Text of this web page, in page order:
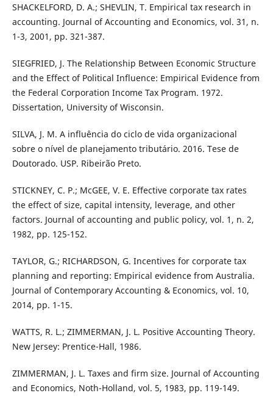
SHACKELFORD, D. A.; SHEVLIN, T. Empirical tax research in
accounting. Journal of Accounting and Economics, vol. 31, n.
1-3, 2001, pp. 321-387.
SIEGFRIED, J. The Relationship Between Economic Structure
and the Effect of Political Influence: Empirical Evidence from
the Federal Corporation Income Tax Program. 1972.
Dissertation, University of Wisconsin.
SILVA, J. M. A influência do ciclo de vida organizacional
sobre o nível de planejamento tributário. 2016. Tese de
Doutorado. USP. Ribeirão Preto.
STICKNEY, C. P.; McGEE, V. E. Effective corporate tax rates
the effect of size, capital intensity, leverage, and other
factors. Journal of accounting and public policy, vol. 1, n. 2,
1982, pp. 125-152.
TAYLOR, G.; RICHARDSON, G. Incentives for corporate tax
planning and reporting: Empirical evidence from Australia.
Journal of Contemporary Accounting & Economics, vol. 10,
2014, pp. 1-15.
WATTS, R. L.; ZIMMERMAN, J. L. Positive Accounting Theory.
New Jersey: Prentice-Hall, 1986.
ZIMMERMAN, J. L. Taxes and firm size. Journal of Accounting
and Economics, Noth-Holland, vol. 5, 1983, pp. 119-149.